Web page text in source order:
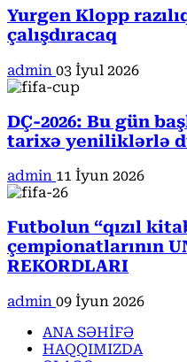
Yurgen Klopp
çalışdıracaq
admin 03 İyul 2026
DÇ-2026: Bu gün
tarixə yeniliklərlə
admin 11 İyun 2026
Futbolun “qızıl
çempionatlarının
REKORDLARI
admin 09 İyun 2026
ANA SƏHİFƏ
HAQQIMIZDA